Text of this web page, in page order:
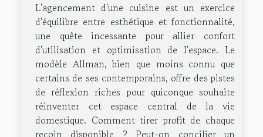
L'agencement d'une cuisine est un exercice
d'équilibre entre esthétique et fonctionnalité,
une quête incessante pour allier confort
d'utilisation et optimisation de l'espace. Le
modèle Allman, bien que moins connu que
certains de ses contemporains, offre des pistes
de réflexion riches pour quiconque souhaite
réinventer cet espace central de la vie
domestique. Comment tirer profit de chaque
recoin disponible ? Peut-on concilier un